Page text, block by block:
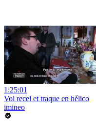
1:25:01
Vol recel et traque en hélico
imineo